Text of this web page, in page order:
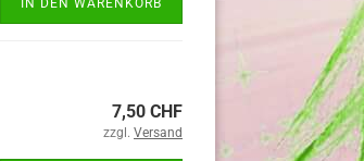
IN DEN WARENKORB
7,50 CHF
zzgl. Versand